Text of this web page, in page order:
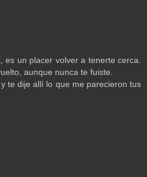
es un placer volver a tenerte cerca.
aunque nunca te fuiste.
te dije allí lo que me parecieron tus